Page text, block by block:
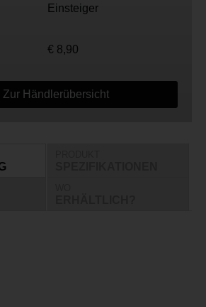
Einsteiger
€ 8,90
Zur Händlerübersicht